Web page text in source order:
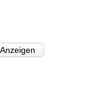
Anzeigen